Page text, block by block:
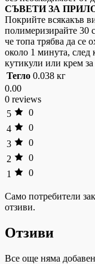
СЪВЕТИ ЗА
Покрийте всякакъв
полимеризирайте 30
че топа трябва да се
около 1 минута, след
кутикули или крем за
Тегло 0.038 кг
0.00
0 reviews
5
0
4
0
3
0
2
0
1
0
Само потребители
отзиви.
Отзиви
Все още няма